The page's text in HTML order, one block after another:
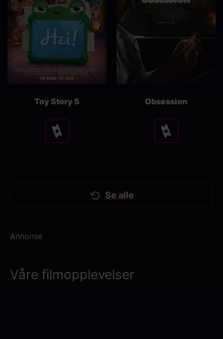
Toy Story 5
Se
tider
Obsession
Se
tider
Se alle
Annonse
Våre filmopplevelser